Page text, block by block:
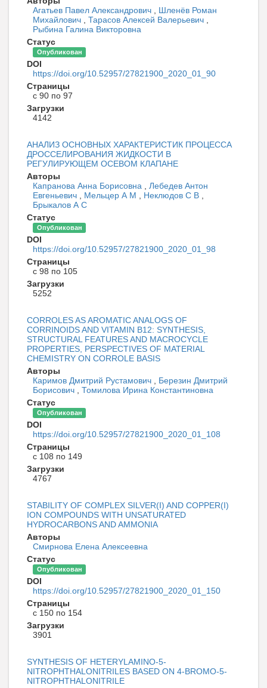
Агатьев Павел Александрович
Шленёв Роман
Михайлович
Тарасов Алексей Валерьевич
Рыбина Галина Викторовна
Статус
Опубликован
DOI
https://doi.org/10.52957/27821900_2020_01_90
Страницы
с 90 по 97
Загрузки
4142
АНАЛИЗ ОСНОВНЫХ ХАРАКТЕРИСТИК ПРОЦЕССА
ДРОССЕЛИРОВАНИЯ ЖИДКОСТИ В
РЕГУЛИРУЮЩЕМ ОСЕВОМ КЛАПАНЕ
Авторы
Капранова Анна Борисовна
Лебедев Антон
Евгеньевич
Мельцер А М Неклюдов С В
Брыкалов А С
Статус
Опубликован
DOI
https://doi.org/10.52957/27821900_2020_01_98
Страницы
с 98 по 105
Загрузки
5252
CORROLES AS AROMATIC ANALOGS OF
CORRINOIDS AND VITAMIN B12: SYNTHESIS,
STRUCTURAL FEATURES AND MACROCYCLE
PROPERTIES, PERSPECTIVES OF MATERIAL
CHEMISTRY ON CORROLE BASIS
Авторы
Каримов Дмитрий Рустамович
Березин Дмитрий
Борисович
Томилова Ирина Константиновна
Статус
Опубликован
DOI
https://doi.org/10.52957/27821900_2020_01_108
Страницы
с 108 по 149
Загрузки
4767
STABILITY OF COMPLEX SILVER(I) AND COPPER(I)
ION COMPOUNDS WITH UNSATURATED
HYDROCARBONS AND AMMONIA
Авторы
Смирнова Елена Алексеевна
Статус
Опубликован
DOI
https://doi.org/10.52957/27821900_2020_01_150
Страницы
с 150 по 154
Загрузки
3901
SYNTHESIS OF HETERYLAMINO-5-
NITROPHTHALONITRILES BASED ON 4-BROMO-5-
NITROPHTHALONITRILE